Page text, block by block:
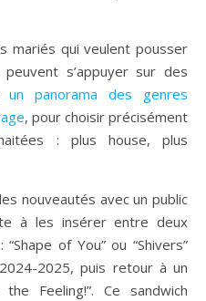
mariés qui veulent pousser
s’appuyer sur des
un panorama des genres
, pour choisir précisément
: plus house, plus
nouveautés avec un public
à les insérer entre deux
of You” ou “Shivers”
2025, puis retour à un
Feeling!”. Ce sandwich